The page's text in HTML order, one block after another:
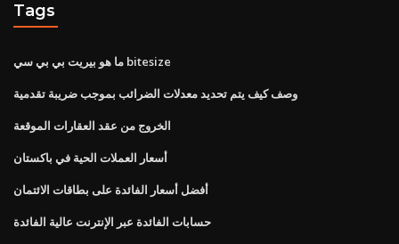
Tags
ما هو بيريت بي بي سي bitesize
وصف كيف يتم تحديد معدلات الضرائب بموجب ضريبة تقدمية
الخروج من عقد العقارات الموقعة
أسعار العملات الحية في باكستان
أفضل أسعار الفائدة على بطاقات الائتمان
حسابات الفائدة عبر الإنترنت عالية الفائدة